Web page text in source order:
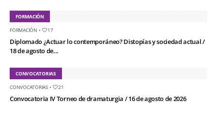
FORMACIÓN
FORMACIÓN • 17
Diplomado ¿Actuar lo contemporáneo? Distopías y sociedad actual /
18 de agosto de...
CONVOCATORIAS
CONVOCATORIAS• 21
Convocatoria IV Torneo de dramaturgia / 16 de agosto de 2026